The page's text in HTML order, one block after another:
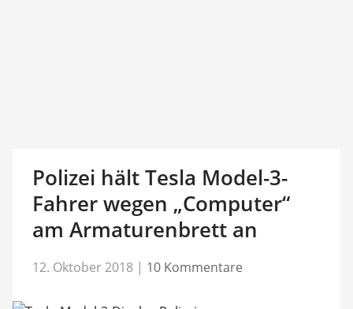
Polizei hält Tesla Model-3-
Fahrer wegen „Computer“
am Armaturenbrett an
12. Oktober 2018 | 10 Kommentare